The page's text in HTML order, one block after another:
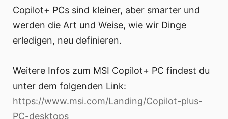
Copilot+ PCs sind kleiner, aber smarter und
werden die Art und Weise, wie wir Dinge
erledigen, neu definieren.
Weitere Infos zum MSI Copilot+ PC findest du
unter dem folgenden Link:
https://www.msi.com/Landing/Copilot-plus-
PC-desktops